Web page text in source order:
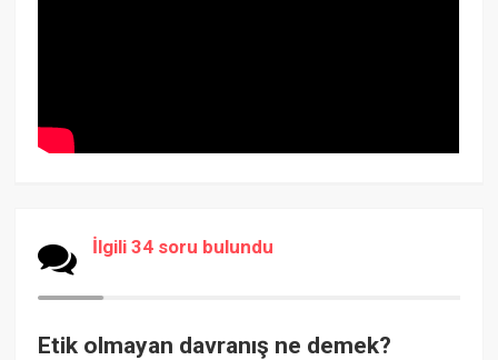
İlgili 34 soru bulundu
Etik olmayan davranış ne demek?